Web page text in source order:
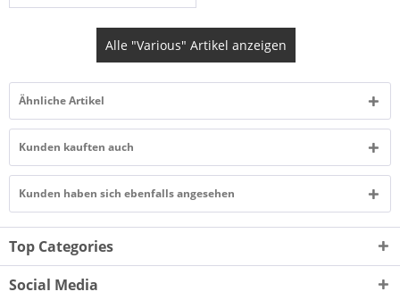
Alle "Various" Artikel anzeigen
Ähnliche Artikel
Kunden kauften auch
Kunden haben sich ebenfalls angesehen
Top Categories
Social Media